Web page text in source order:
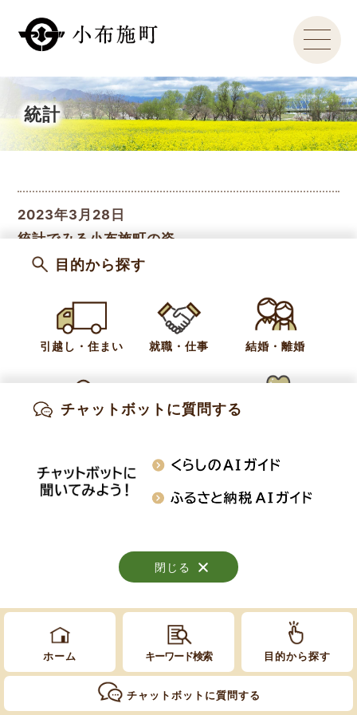
統計
2023年3月28日
統計でみる小布施町の姿
ホーム キーワード検索 目的から探す
チャットボットに質問する
知りたい情報を検索
閉じる
目的から探す
引越し・住まい 就職・仕事 結婚・離婚
閉じる
チャットボットに質問する
閉じる
Copyright © Obuse Town. All rights reserved.